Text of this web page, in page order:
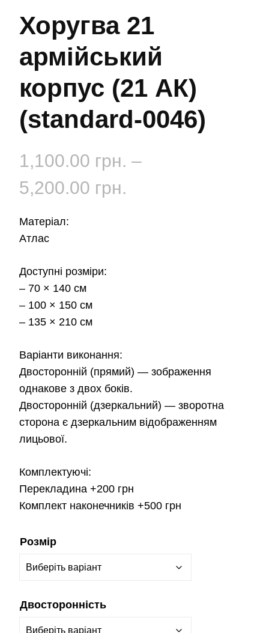
Хоругва 21
армійський
корпус (21 АК)
(standard-0046)
1,100.00 грн. –
5,200.00 грн.
Матеріал:
Атлас
Доступні розміри:
– 70 × 140 см
– 100 × 150 см
– 135 × 210 см
Варіанти виконання:
Двосторонній (прямий) — зображення
однакове з двох боків.
Двосторонній (дзеркальний) — зворотна
сторона є дзеркальним відображенням
лицьової.
Комплектуючі:
Перекладина +200 грн
Комплект наконечників +500 грн
Розмір
Двосторонність